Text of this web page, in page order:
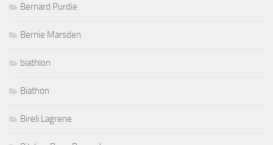
Bernard Purdie
Bernie Marsden
biathlon
Biathon
Bireli Lagrene